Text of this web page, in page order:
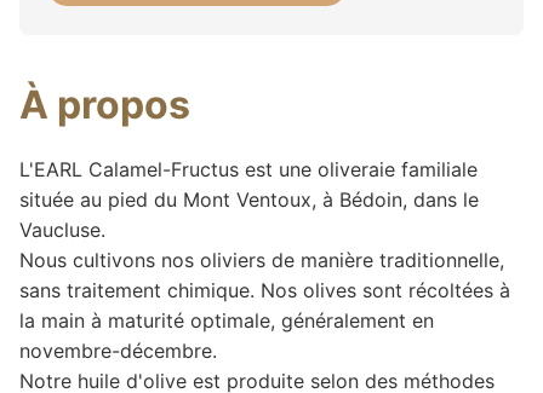
À propos
L'EARL Calamel-Fructus est une oliveraie familiale
située au pied du Mont Ventoux, à Bédoin, dans le
Vaucluse.
Nous cultivons nos oliviers de manière traditionnelle,
sans traitement chimique. Nos olives sont récoltées à
la main à maturité optimale, généralement en
novembre-décembre.
Notre huile d'olive est produite selon des méthodes